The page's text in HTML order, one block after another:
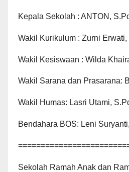
Kepala Sekolah : ANTON,
Wakil Kurikulum : Zurni Erwati,
Wakil Kesiswaan : Wilda
Wakil Sarana dan Prasarana:
Wakil Humas: Lasri Utami,
Bendahara BOS: Leni
Sekolah Ramah Anak dan